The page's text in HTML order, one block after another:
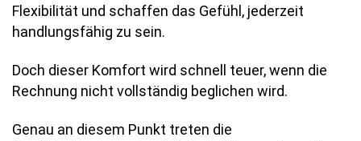
Flexibilität und schaffen das Gefühl, jederzeit
handlungsfähig zu sein.
Doch dieser Komfort wird schnell teuer, wenn die
Rechnung nicht vollständig beglichen wird.
Genau an diesem Punkt treten die